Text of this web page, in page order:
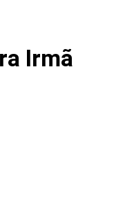
Irmã